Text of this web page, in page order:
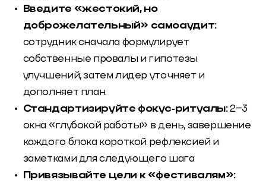
Введите «жестокий, но
доброжелательный» самоаудит:
сотрудник сначала формулирует
собственные провалы и гипотезы
улучшений, затем лидер уточняет и
дополняет план.
Стандартизируйте фокус‑ритуалы:2–3
окна «глубокой работы» в день, завершение
каждого блока короткой рефлексией и
заметками для следующего шага
Привязывайте цели к «фестивалям»: